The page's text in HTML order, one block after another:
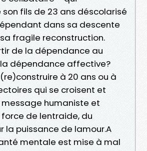
fils de 23 ans déscolarisé
dans sa descente
fragile reconstruction.
de la dépendance au
dépendance affective?
à 20 ans ou à
qui se croisent et
message humaniste et
de lentraide, du
la puissance de lamour.A
mentale est mise à mal